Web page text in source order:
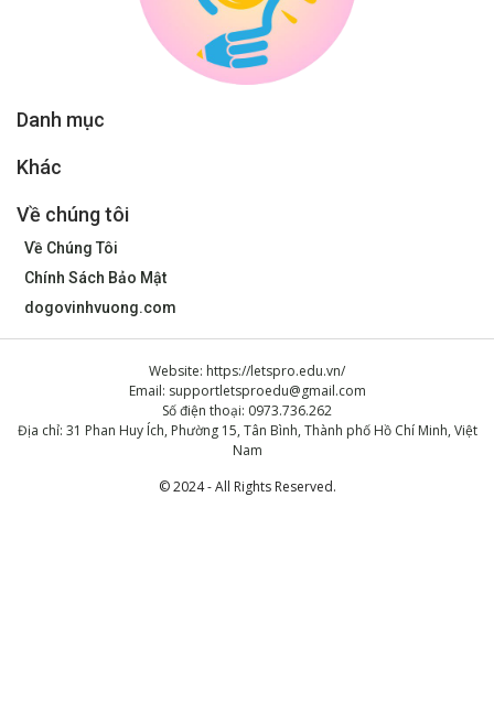
Danh mục
Khác
Về chúng tôi
Về Chúng Tôi
Chính Sách Bảo Mật
dogovinhvuong.com
Website: https://letspro.edu.vn/
Email: supportletsproedu@gmail.com
Số điện thoại: 0973.736.262
Địa chỉ: 31 Phan Huy Ích, Phường 15, Tân Bình, Thành phố Hồ Chí Minh, Việt
Nam
© 2024 - All Rights Reserved.